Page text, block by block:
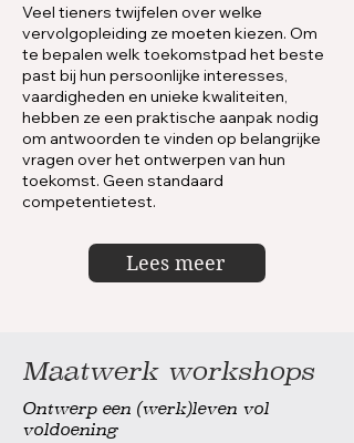
Veel tieners twijfelen over welke
vervolgopleiding ze moeten kiezen. Om
te bepalen welk toekomstpad het beste
past bij hun persoonlijke interesses,
vaardigheden en unieke kwaliteiten,
hebben ze een praktische aanpak nodig
om antwoorden te vinden op belangrijke
vragen over het ontwerpen van hun
toekomst. Geen standaard
competentietest.
Lees meer
Maatwerk workshops
Ontwerp een (werk)leven vol
voldoening